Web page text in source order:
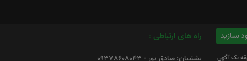
یک آگهی
راه های ارتباطی :
پشتیبان: صادق پور - 09378608043